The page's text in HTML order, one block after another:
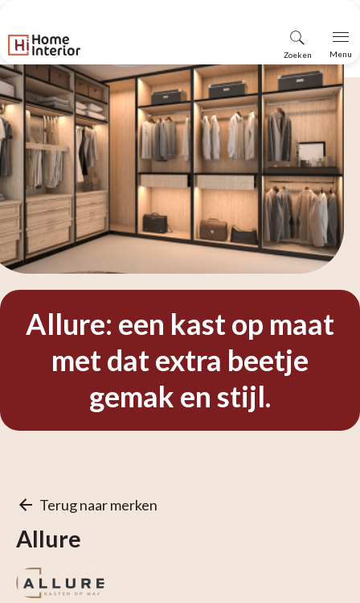
Zoeken Menu
Allure: een kast op maat
met dat extra beetje
gemak en stijl.
Terug naar merken
Allure